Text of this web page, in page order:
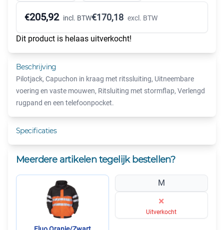
€205,92 incl. BTW€170,18 excl. BTW
Dit product is helaas uitverkocht!
Beschrijving
Pilotjack, Capuchon in kraag met ritssluiting, Uitneembare
voering en vaste mouwen, Ritsluiting met stormflap, Verlengd
rugpand en een telefoonpocket.
Specificaties
Meerdere artikelen tegelijk bestellen?
M
×
Uitverkocht